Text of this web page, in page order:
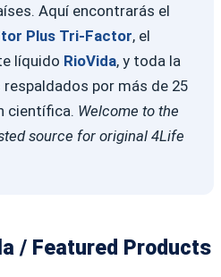
Aquí encontrarás el
Plus Tri-Factor, el
líquido RioVida, y toda la
por más de 25
científica. Welcome to the
source for original 4Life
/ Featured Products